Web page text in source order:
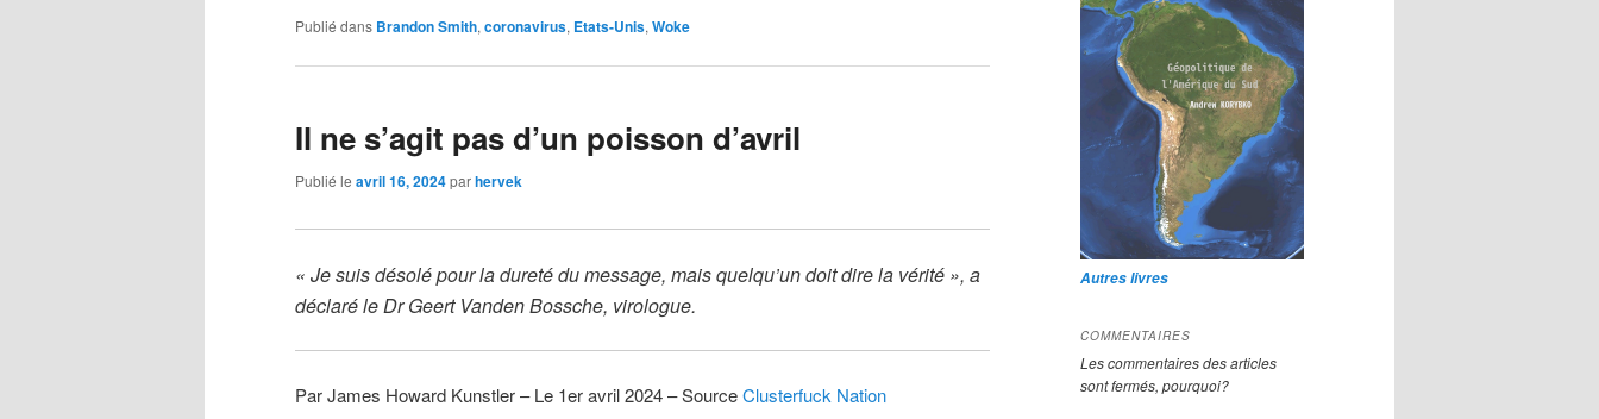
Publié dans Brandon Smith, coronavirus, Etats-Unis, Woke
Il ne s’agit pas d’un poisson d’avril
Publié le avril 16, 2024parhervek
« Je suis désolé pour la dureté du message, mais quelqu’un doit dire la vérité », a
déclaré le Dr Geert Vanden Bossche, virologue.
Par James Howard Kunstler – Le 1er avril 2024 – SourceClusterfuck Nation
Autres livres
COMMENTAIRES
Les commentaires des articles
sont fermés, pourquoi?